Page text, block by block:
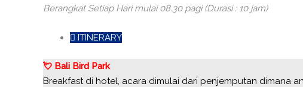
Berangkat Setiap Hari mulai 08.30 pagi (Durasi : 10 jam)
ITINERARY
💘 Bali Bird Park
Breakfast di hotel, acara dimulai dari penjemputan dimana